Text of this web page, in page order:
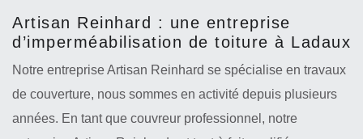
Artisan Reinhard : une entreprise
d’imperméabilisation de toiture à Ladaux
Notre entreprise Artisan Reinhard se spécialise en travaux
de couverture, nous sommes en activité depuis plusieurs
années. En tant que couvreur professionnel, notre